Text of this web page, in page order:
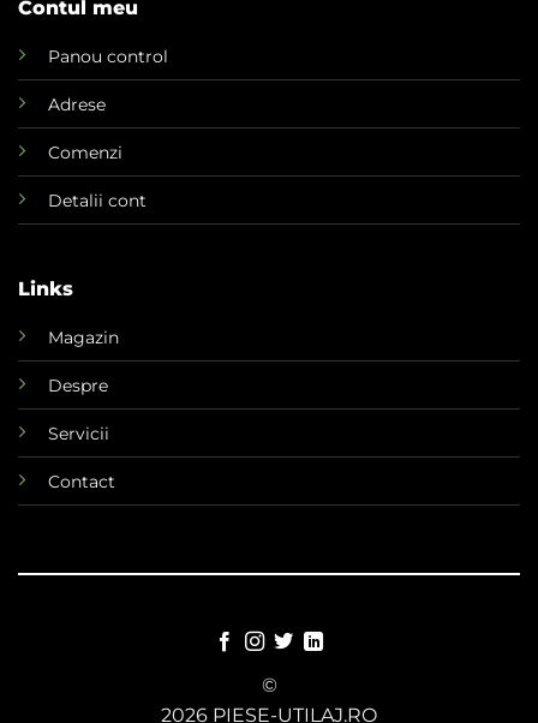
Contul meu
Panou control
Adrese
Comenzi
Detalii cont
Links
Magazin
Despre
Servicii
Contact
©
2026 PIESE-UTILAJ.RO